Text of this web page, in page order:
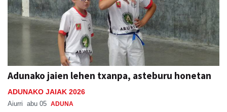
Adunako jaien lehen txanpa, asteburu honetan
ADUNAKO JAIAK 2026
Aiurri abu 05 ADUNA